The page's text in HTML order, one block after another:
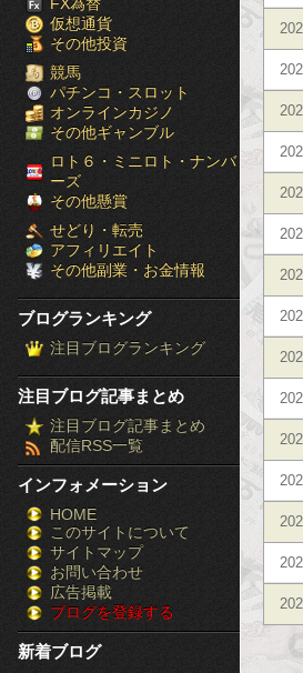
ン
テ
ナ
［
ロ
グ
ラ
ン
キ
ン
グ
株
FX
競
馬
仮想通貨
その他投資
競馬
パチンコ・スロット
オンラインカジノ
その他ギャンブル
ロト６・ミニロト・ナンバ
ーズ
その他懸賞
せどり・転売
アフィリエイト
その他副業・お金情報
ブログランキング
注目ブログランキング
注目ブログ記事まとめ
注目ブログ記事まとめ
配信RSS一覧
インフォメーション
HOME
このサイトについて
サイトマップ
お問い合わせ
広告掲載
ブログを登録する
新着ブログ